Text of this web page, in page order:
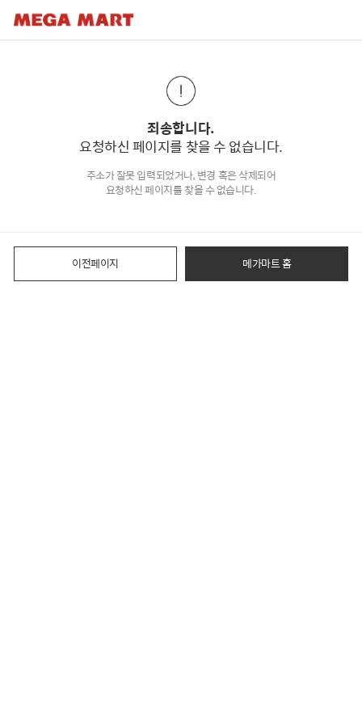
죄송합니다.
요청하신 페이지를 찾을 수 없습니다.
주소가 잘못 입력되었거나, 변경 혹은 삭제되어
요청하신 페이지를 찾을 수 없습니다.
이전페이지 메가마트 홈